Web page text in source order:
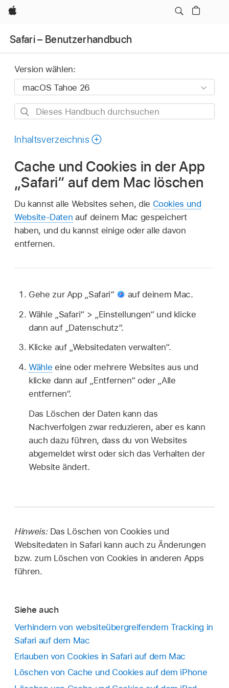
Apple
Safari – Benutzerhandbuch
Version wählen:
Dieses
durchsuchen
Inhaltsverzeichnis
Cache und Cookies in der App
„Safari“ auf dem Mac löschen
Du kannst alle Websites sehen, die Cookies und
Website-Daten auf deinem Mac gespeichert
haben, und du kannst einige oder alle davon
entfernen.
Gehe zur App „Safari“
auf deinem Mac.
Wähle „Safari“ > „Einstellungen“ und klicke
dann auf „Datenschutz“.
Klicke auf „Websitedaten verwalten“.
Wähle eine oder mehrere Websites aus und
klicke dann auf „Entfernen“ oder „Alle
entfernen“.
Das Löschen der Daten kann das
Nachverfolgen zwar reduzieren, aber es kann
auch dazu führen, dass du von Websites
abgemeldet wirst oder sich das Verhalten der
Website ändert.
Hinweis: Das Löschen von Cookies und
Websitedaten in Safari kann auch zu Änderungen
bzw. zum Löschen von Cookies in anderen Apps
führen.
Siehe auch
Verhindern von websiteübergreifendem Tracking in
Safari auf dem Mac
Erlauben von Cookies in Safari auf dem Mac
Löschen von Cache und Cookies auf dem iPhone